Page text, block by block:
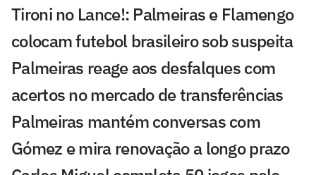
Tironi no Lance!: Palmeiras e Flamengo
colocam futebol brasileiro sob suspeita
Palmeiras reage aos desfalques com
acertos no mercado de transferências
Palmeiras mantém conversas com
Gómez e mira renovação a longo prazo